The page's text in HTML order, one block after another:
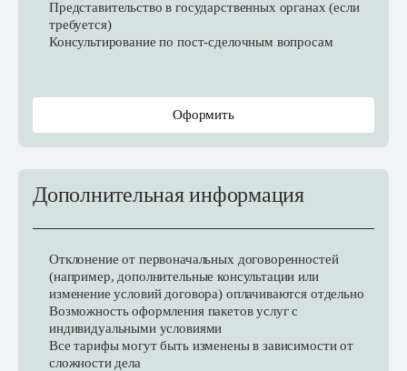
Представительство в государственных органах (если
требуется)
Консультирование по пост-сделочным вопросам
Оформить
Дополнительная информация
Отклонение от первоначальных договоренностей
(например, дополнительные консультации или
изменение условий договора) оплачиваются отдельно
Возможность оформления пакетов услуг с
индивидуальными условиями
Все тарифы могут быть изменены в зависимости от
сложности дела